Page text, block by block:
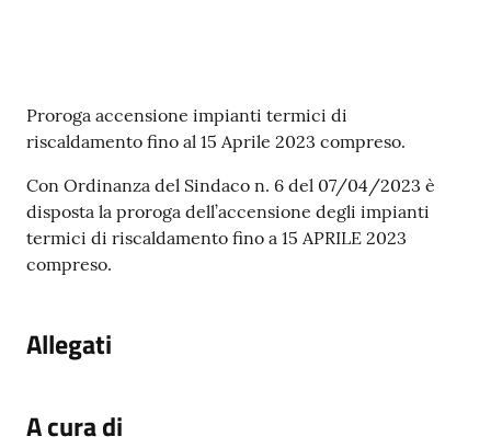
Contenuto
Proroga accensione impianti termici di
riscaldamento fino al 15 Aprile 2023 compreso.
Con Ordinanza del Sindaco n. 6 del 07/04/2023 è
disposta la proroga dell’accensione degli impianti
termici di riscaldamento fino a 15 APRILE 2023
compreso.
Allegati
A cura di